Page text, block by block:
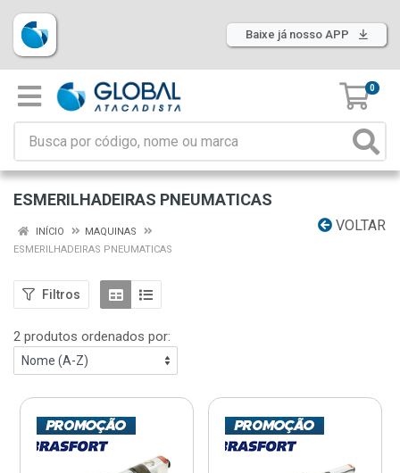
Baixe já nosso APP
0
ESMERILHADEIRAS PNEUMATICAS
VOLTAR
INÍCIO
MAQUINAS
ESMERILHADEIRAS PNEUMATICAS
Filtros
2 produtos ordenados por: